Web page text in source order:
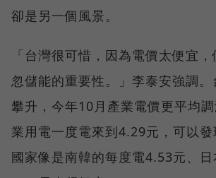
卻是另一個風景。
「台灣很可惜，因為電價太便宜
忽儲能的重要性。」李泰安強調
攀升，今年10月產業電價更平均
業用電一度電來到4.29元，可以
國家像是南韓的每度電4.53元、